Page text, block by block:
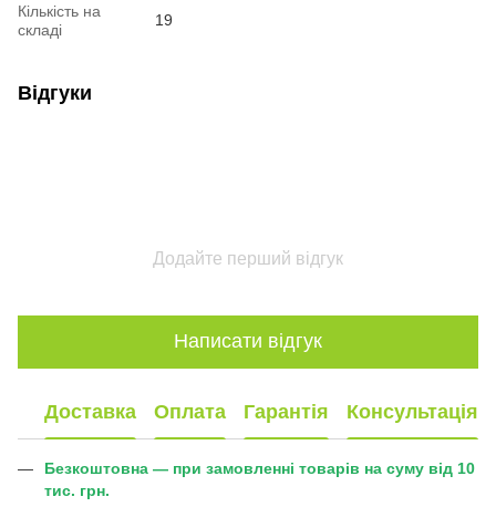
Кількість на
складі
19
Відгуки
Додайте перший відгук
Написати відгук
Доставка Оплата Гарантія Консультація
Безкоштовна — при замовленні товарів на суму від 10
тис. грн.